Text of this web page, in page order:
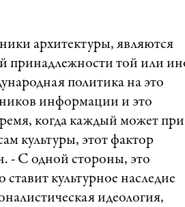
архитектуры, являются
той или
политика на это
информации и это
когда каждый может при
культуры, этот фактор
- С одной стороны, это
культурное наследие
идеология,